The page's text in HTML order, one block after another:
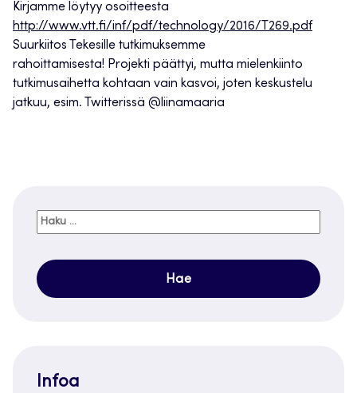
Kirjamme löytyy osoitteesta
http://www.vtt.fi/inf/pdf/technology/2016/T269.pdf
Suurkiitos Tekesille tutkimuksemme
rahoittamisesta! Projekti päättyi, mutta mielenkiinto
tutkimusaihetta kohtaan vain kasvoi, joten keskustelu
jatkuu, esim. Twitterissä @liinamaaria
Haku:
Infoa